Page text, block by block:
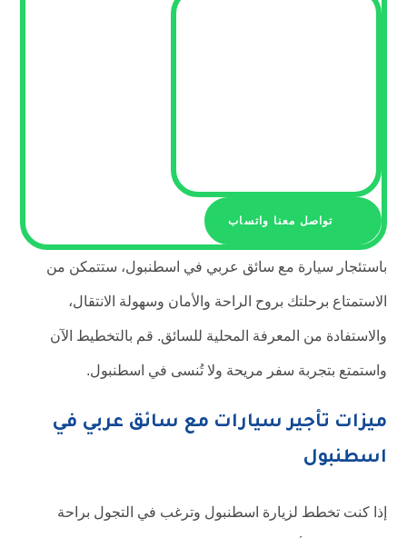
تواصل معنا واتساب
باستئجار سيارة مع سائق عربي في اسطنبول، ستتمكن من
الاستمتاع برحلتك بروح الراحة والأمان وسهولة الانتقال،
والاستفادة من المعرفة المحلية للسائق. قم بالتخطيط الآن
واستمتع بتجربة سفر مريحة ولا تُنسى في اسطنبول.
ميزات تأجير سيارات مع سائق عربي في
اسطنبول
إذا كنت تخطط لزيارة اسطنبول وترغب في التجول براحة